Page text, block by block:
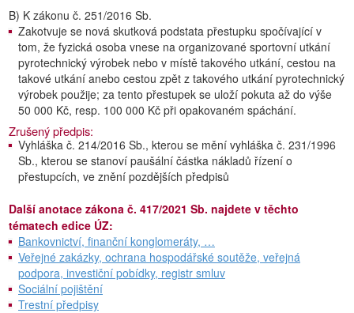
B) K zákonu č. 251/2016 Sb.
Zakotvuje se nová skutková podstata přestupku spočívající v
tom, že fyzická osoba vnese na organizované sportovní utkání
pyrotechnický výrobek nebo v místě takového utkání, cestou na
takové utkání anebo cestou zpět z takového utkání pyrotechnický
výrobek použije; za tento přestupek se uloží pokuta až do výše
50 000 Kč, resp. 100 000 Kč při opakovaném spáchání.
Zrušený předpis:
Vyhláška č. 214/2016 Sb., kterou se mění vyhláška č. 231/1996
Sb., kterou se stanoví paušální částka nákladů řízení o
přestupcích, ve znění pozdějších předpisů
Další anotace zákona č. 417/2021 Sb. najdete v těchto
tématech edice ÚZ:
Bankovnictví, finanční konglomeráty, …
Veřejné zakázky, ochrana hospodářské soutěže, veřejná
podpora, investiční pobídky, registr smluv
Sociální pojištění
Trestní předpisy